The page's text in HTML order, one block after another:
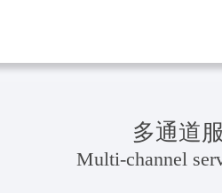
多通道
Multi-channel